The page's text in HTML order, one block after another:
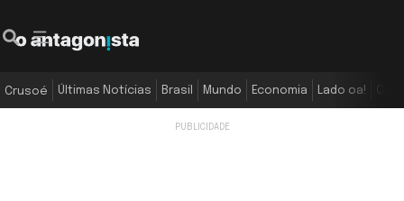
Crusoé Últimas Notícias Brasil Mundo Economia Lado oa!